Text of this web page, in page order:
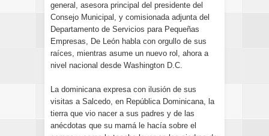
general, asesora principal del presidente del
Consejo Municipal, y comisionada adjunta del
Departamento de Servicios para Pequeñas
Empresas, De León habla con orgullo de sus
raíces, mientras asume un nuevo rol, ahora a
nivel nacional desde Washington D.C.
La dominicana expresa con ilusión de sus
visitas a Salcedo, en República Dominicana, la
tierra que vio nacer a sus padres y de las
anécdotas que su mamá le hacía sobre el